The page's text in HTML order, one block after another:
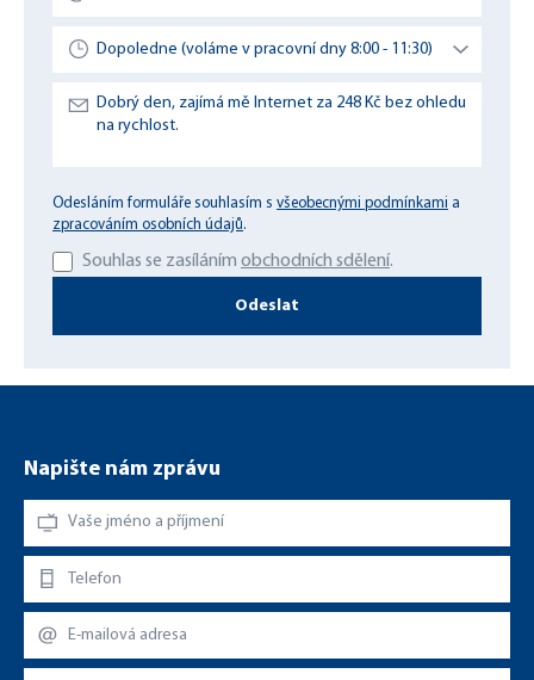
Odesláním formuláře souhlasím s všeobecnými podmínkami a
zpracováním osobních údajů.
Souhlas se zasíláním obchodních sdělení.
Odeslat
Napište nám zprávu